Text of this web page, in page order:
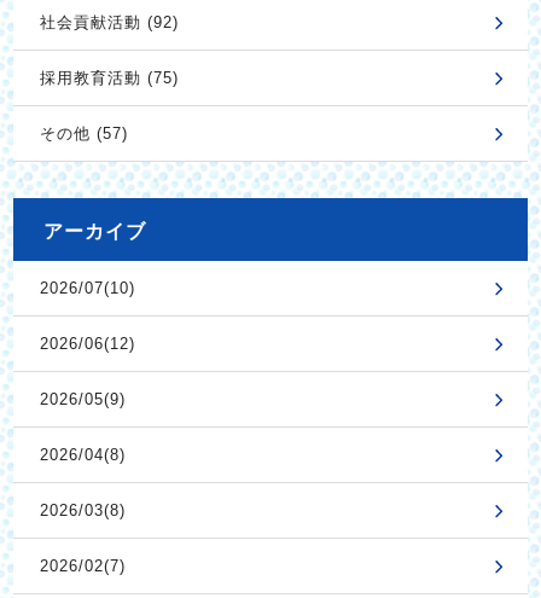
社会貢献活動 (92)
採用教育活動 (75)
その他 (57)
アーカイブ
2026/07(10)
2026/06(12)
2026/05(9)
2026/04(8)
2026/03(8)
2026/02(7)